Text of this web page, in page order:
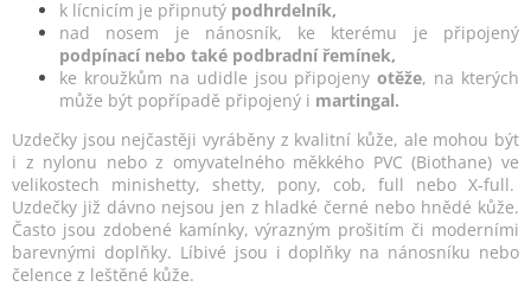
ý
p
i
s
u
k lícnicím je připnutý podhrdelník,
nad nosem je nánosník, ke kterému je připojený
podpínací nebo také podbradní řemínek,
ke kroužkům na udidle jsou připojenyotěže, na kterých
může být popřípadě připojený i martingal.
Uzdečky jsou nejčastěji vyráběny z kvalitní kůže, ale mohou být
i z nylonu nebo z omyvatelného měkkého PVC (Biothane) ve
velikostech minishetty, shetty, pony, cob, full nebo X-full.
Uzdečky již dávno nejsou jen z hladké černé nebo hnědé kůže.
Často jsou zdobené kamínky, výrazným prošitím či moderními
barevnými doplňky. Líbivé jsou i doplňky na nánosníku nebo
čelence z leštěné kůže.